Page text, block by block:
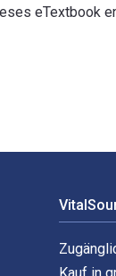
eTextbook